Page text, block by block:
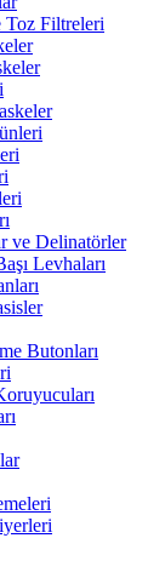
Toz Filtreleri
ve Delinatörler
Levhaları
Butonları